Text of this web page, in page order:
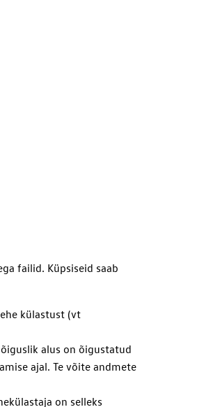
failid. Küpsiseid saab
külastust (vt
alus on õigustatud
ajal. Te võite andmete
on selleks